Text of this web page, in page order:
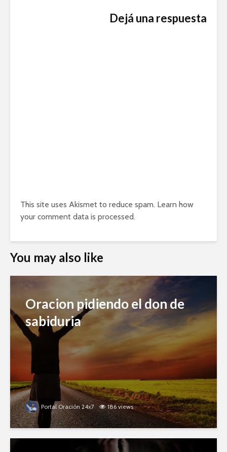
Dejá una respuesta
This site uses Akismet to reduce spam. Learn how
your comment data is processed.
You may also like
Oracion pidiendo el don de
sabiduria
Portal Oración 24x7 186 views